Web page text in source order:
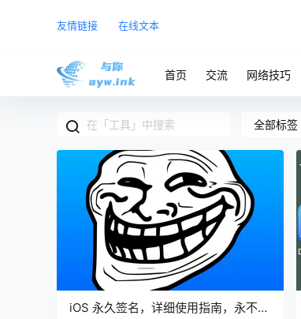
友情链接 在线文本
首页 交流 网络技巧
全部标签
iOS 永久签名，详细使用指南，永不过